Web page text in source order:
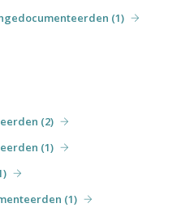
(1)
(2)
(1)
(1)